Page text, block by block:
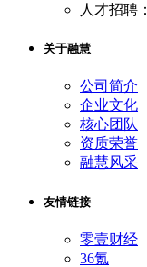
人才招聘：
关于融慧
公司简介
企业文化
核心团队
资质荣誉
融慧风采
友情链接
零壹财经
36氪